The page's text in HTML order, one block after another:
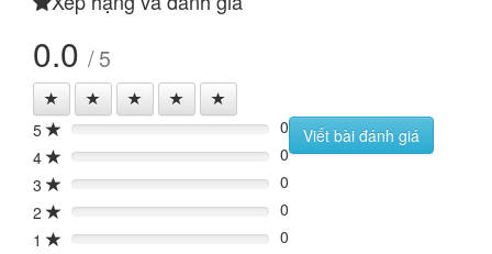
0.0 / 5
5 0%
0
4
0%
0
3
0%
0
2
0%
0
1
0% 0
Viết bài đánh giá